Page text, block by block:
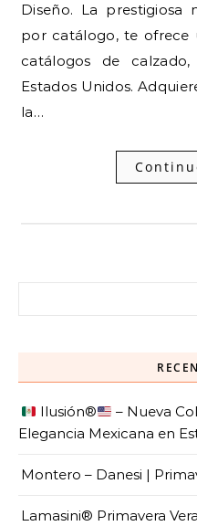
Diseño. La prestigiosa
por catálogo, te ofrece
catálogos de
Estados Unidos.
la…
Ilusión®️
– Nueva
Elegancia Mexicana en
Montero – Danesi |
Lamasini® Primavera